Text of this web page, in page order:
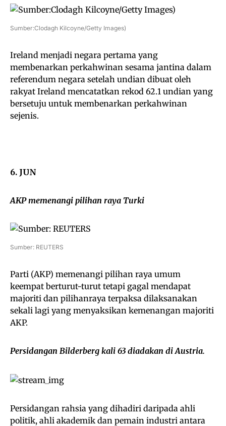
Sumber:Clodagh Kilcoyne/Getty Images)
Ireland menjadi negara pertama yang
membenarkan perkahwinan sesama jantina dalam
referendum negara setelah undian dibuat oleh
rakyat Ireland mencatatkan rekod 62.1 undian yang
bersetuju untuk membenarkan perkahwinan
sejenis.
6. JUN
AKP memenangi pilihan raya Turki
Sumber: REUTERS
Parti (AKP) memenangi pilihan raya umum
keempat berturut-turut tetapi gagal mendapat
majoriti dan pilihanraya terpaksa dilaksanakan
sekali lagi yang menyaksikan kemenangan majoriti
AKP.
Persidangan Bilderberg kali 63 diadakan di Austria.
Persidangan rahsia yang dihadiri daripada ahli
politik, ahli akademik dan pemain industri antara